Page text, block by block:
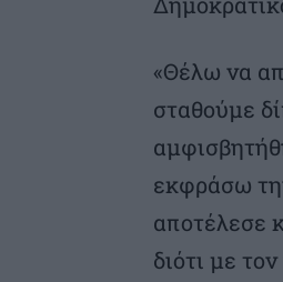
«Θέλω να
σταθούμε
εκφράσω
αποτέλεσε
διότι με